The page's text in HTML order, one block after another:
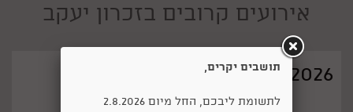
אירועים קרובים בזכרון יעקב
03/09/2026
פסטיבל היין ה-5 בזכרון יעקב
תושבים יקרים,
לתשומת ליבכם, החל מיום 2.8.2026